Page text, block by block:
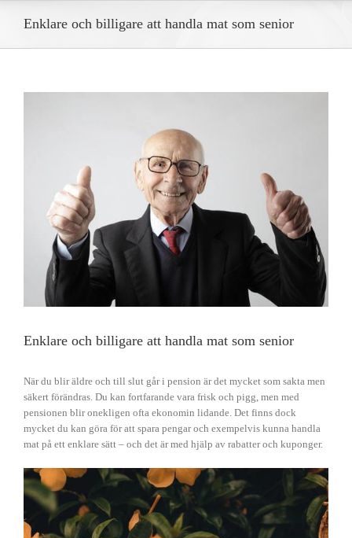
Enklare och billigare att handla mat som senior
Enklare och billigare att handla mat som senior
När du blir äldre och till slut går i pension är det mycket som sakta men
säkert förändras. Du kan fortfarande vara frisk och pigg, men med
pensionen blir onekligen ofta ekonomin lidande. Det finns dock
mycket du kan göra för att spara pengar och exempelvis kunna handla
mat på ett enklare sätt – och det är med hjälp av rabatter och kuponger.